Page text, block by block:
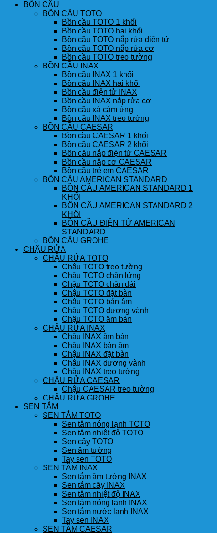
BỒN CẦU
BỒN CẦU TOTO
Bồn cầu TOTO 1 khối
Bồn cầu TOTO hai khối
Bồn cầu TOTO nắp rửa điện tử
Bồn cầu TOTO nắp rửa cơ
Bồn cầu TOTO treo tường
BỒN CẦU INAX
Bồn cầu INAX 1 khối
Bồn cầu INAX hai khối
Bồn cầu điện tử INAX
Bồn cầu INAX nắp rửa cơ
Bồn cầu xả cảm ứng
Bồn cầu INAX treo tường
BỒN CẦU CAESAR
Bồn cầu CAESAR 1 khối
Bồn cầu CAESAR 2 khối
Bồn cầu nắp điện tử CAESAR
Bồn cầu nắp cơ CAESAR
Bồn cầu trẻ em CAESAR
BỒN CẦU AMERICAN STANDARD
BỒN CẦU AMERICAN STANDARD 1
KHỐI
BỒN CẦU AMERICAN STANDARD 2
KHỐI
BỒN CẦU ĐIỆN TỬ AMERICAN
STANDARD
BỒN CẦU GROHE
CHẬU RỬA
CHẬU RỬA TOTO
Chậu TOTO treo tường
Chậu TOTO chân lửng
Chậu TOTO chân dài
Chậu TOTO đặt bàn
Chậu TOTO bán âm
Chậu TOTO dương vành
Chậu TOTO âm bàn
CHẬU RỬA INAX
Chậu INAX âm bàn
Chậu INAX bán âm
Chậu INAX đặt bàn
Chậu INAX dương vành
Chậu INAX treo tường
CHẬU RỬA CAESAR
Chậu CAESAR treo tường
CHẬU RỬA GROHE
SEN TẮM
SEN TẮM TOTO
Sen tắm nóng lạnh TOTO
Sen tắm nhiệt độ TOTO
Sen cây TOTO
Sen âm tường
Tay sen TOTO
SEN TẮM INAX
Sen tắm âm tường INAX
Sen tắm cây INAX
Sen tắm nhiệt độ INAX
Sen tắm nóng lạnh INAX
Sen tắm nước lạnh INAX
Tay sen INAX
SEN TẮM CAESAR